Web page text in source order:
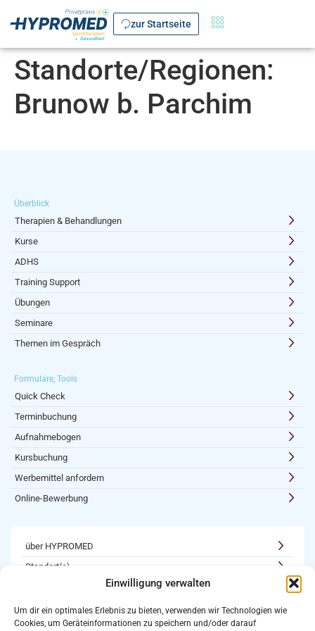
Einwilligung verwalten
Um dir ein optimales Erlebnis zu bieten, verwenden wir Technologien wie
Cookies, um Geräteinformationen zu speichern und/oder darauf
zur Startseite
Standorte/Regionen:
Brunow b. Parchim
Überblick
Therapien & Behandlungen
Kurse
ADHS
Training Support
Übungen
Seminare
Themen im Gespräch
Formulare, Tools
Quick Check
Terminbuchung
Aufnahmebogen
Kursbuchung
Werbemittel anfordern
Online-Bewerbung
über HYPROMED
Standort(e)
Karriere
Newsletter